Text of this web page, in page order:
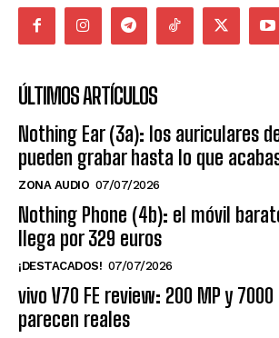
ÚLTIMOS ARTÍCULOS
Nothing Ear (3a): los auriculares
pueden grabar hasta lo que
ZONA AUDIO 07/07/2026
Nothing Phone (4b): el móvil
llega por 329 euros
¡DESTACADOS! 07/07/2026
vivo V70 FE review: 200 MP y
parecen reales